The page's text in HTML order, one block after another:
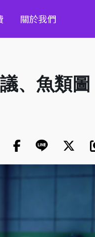
關於我們
、魚類圖